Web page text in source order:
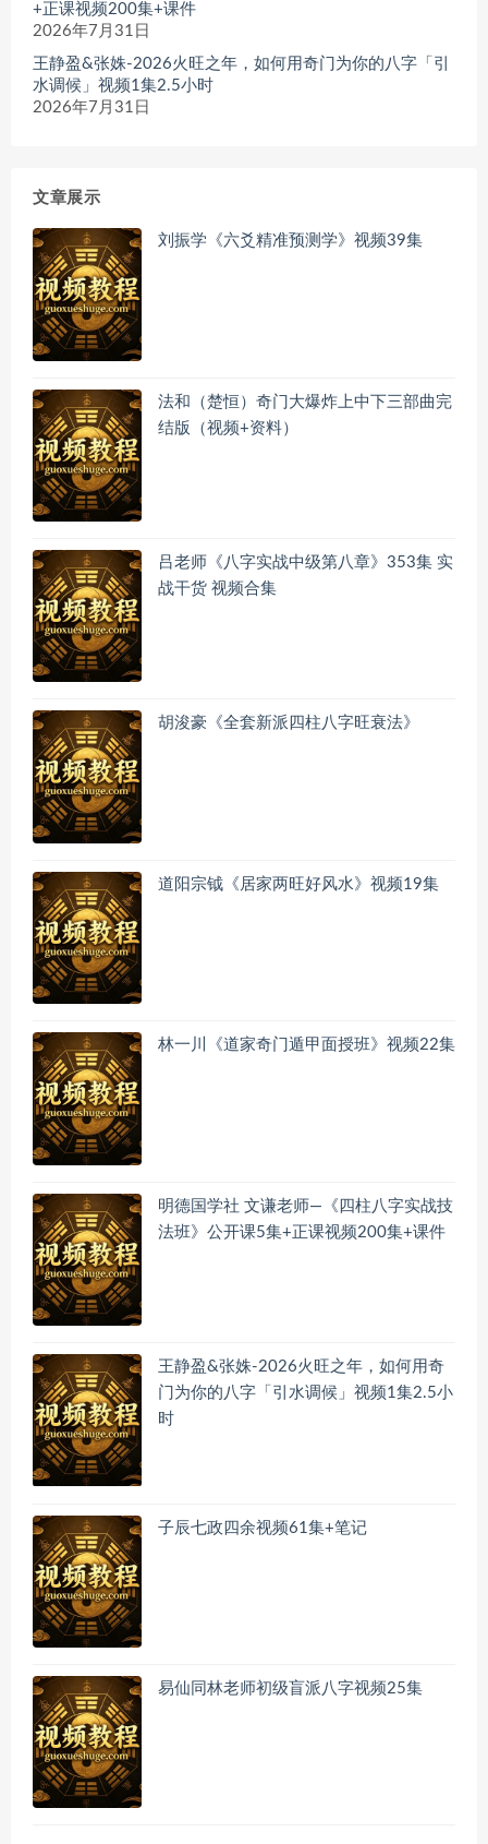
+正课视频200集+课件
2026年7月31日
王静盈&张姝-2026火旺之年，如何用奇门为你的八字「引
水调候」视频1集2.5小时
2026年7月31日
文章展示
刘振学《六爻精准预测学》视频39集
法和（楚恒）奇门大爆炸上中下三部曲完
结版（视频+资料）
吕老师《八字实战中级第八章》353集 实
战干货 视频合集
胡浚豪《全套新派四柱八字旺衰法》
道阳宗钺《居家两旺好风水》视频19集
林一川《道家奇门遁甲面授班》视频22集
明德国学社 文谦老师—《四柱八字实战技
法班》公开课5集+正课视频200集+课件
王静盈&张姝-2026火旺之年，如何用奇
门为你的八字「引水调候」视频1集2.5小
时
子辰七政四余视频61集+笔记
易仙同林老师初级盲派八字视频25集